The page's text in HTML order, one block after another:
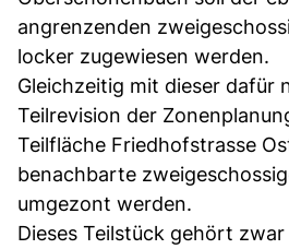
angrenzenden
locker zugewiesen werden.
Gleichzeitig mit dieser dafür
Teilrevision der
Teilfläche Friedhofstrasse
benachbarte
umgezont werden.
Dieses Teilstück gehört